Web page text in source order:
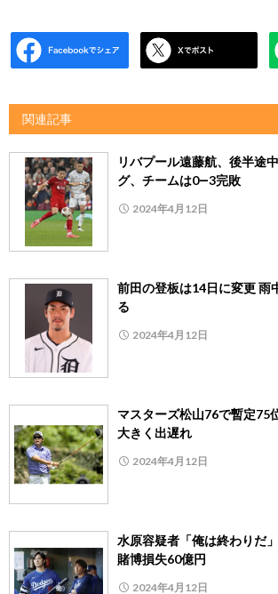
関連記事
リバプール遠藤航、後半途
グ、チームは0―3完敗
2024年4月12日
前田の登板は14日に変更 雨
る
2024年4月12日
マスターズ松山76で暫定75
大きく出遅れ
2024年4月12日
水原容疑者「俺は終わりだ」
賭博損失60億円
2024年4月12日